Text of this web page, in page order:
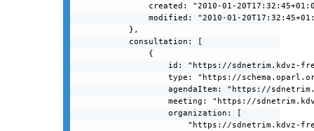
created: "2010-01-
modified: "2010-01-
            },
            consultation: [
                {
id: "https://sdnetrim.kdvz-
type: "https://
agendaItem: "https://
meeting: "https://
                    organization: [
"https://sdnetrim.kdvz-